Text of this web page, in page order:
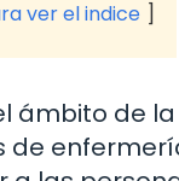
ver el indice
ámbito de